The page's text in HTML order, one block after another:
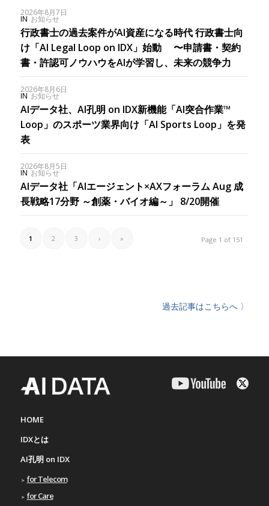
2026年8月7日
IN お知らせ
行政書士の過去案件がAI資産になる時代 行政書士向
け「AI Legal Loop on IDX」始動 〜申請書・契約
書・許認可ノウハウをAIが学習し、未来の競争力
2026年8月6日
IN お知らせ
AIデータ社、AI孔明 on IDX新機能「AI突合作業™︎
Loop」のスポーツ業界向け「AI Sports Loop」を発
表
2026年8月5日
IN お知らせ
AIデータ社「AIエージェント×AXフォーラム Aug 成
長戦略17分野 ～創薬・バイオ編～」 8/20開催
Page 1 of 151
1 2 3 › »
過去記事はこちらへ 〉
HOME
IDXとは
AI孔明 on IDX
for Telecom
for Care